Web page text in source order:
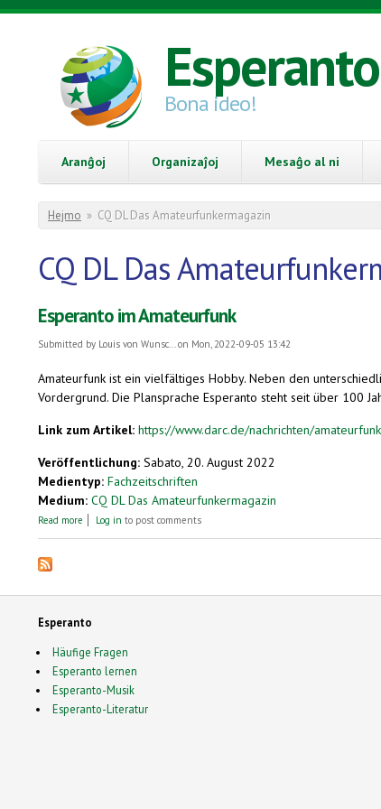
Skip to main content
Bona ideo!
Aranĝoj Organizaĵoj Mesaĝo al ni
You are here
Hejmo » CQ DL Das Amateurfunkermagazin
CQ DL Das
Esperanto im Amateurfunk
Submitted by Louis von Wunsc...on Mon, 2022-09-05 13:42
Amateurfunk ist ein vielfältiges Hobby. Neben den
Vordergrund. Die Plansprache Esperanto steht seit über 100
Link zum Artikel: https://www.darc.de/nachrichten/
Veröffentlichung: Sabato, 20. August 2022
Medientyp: Fachzeitschriften
Medium: CQ DL Das Amateurfunkermagazin
Read more about Esperanto im Amateurfunk
Log in to post comments
Esperanto
Häufige Fragen
Esperanto lernen
Esperanto-Musik
Esperanto-Literatur